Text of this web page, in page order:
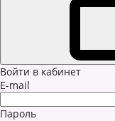
Войти в кабинет
E-mail
Пароль